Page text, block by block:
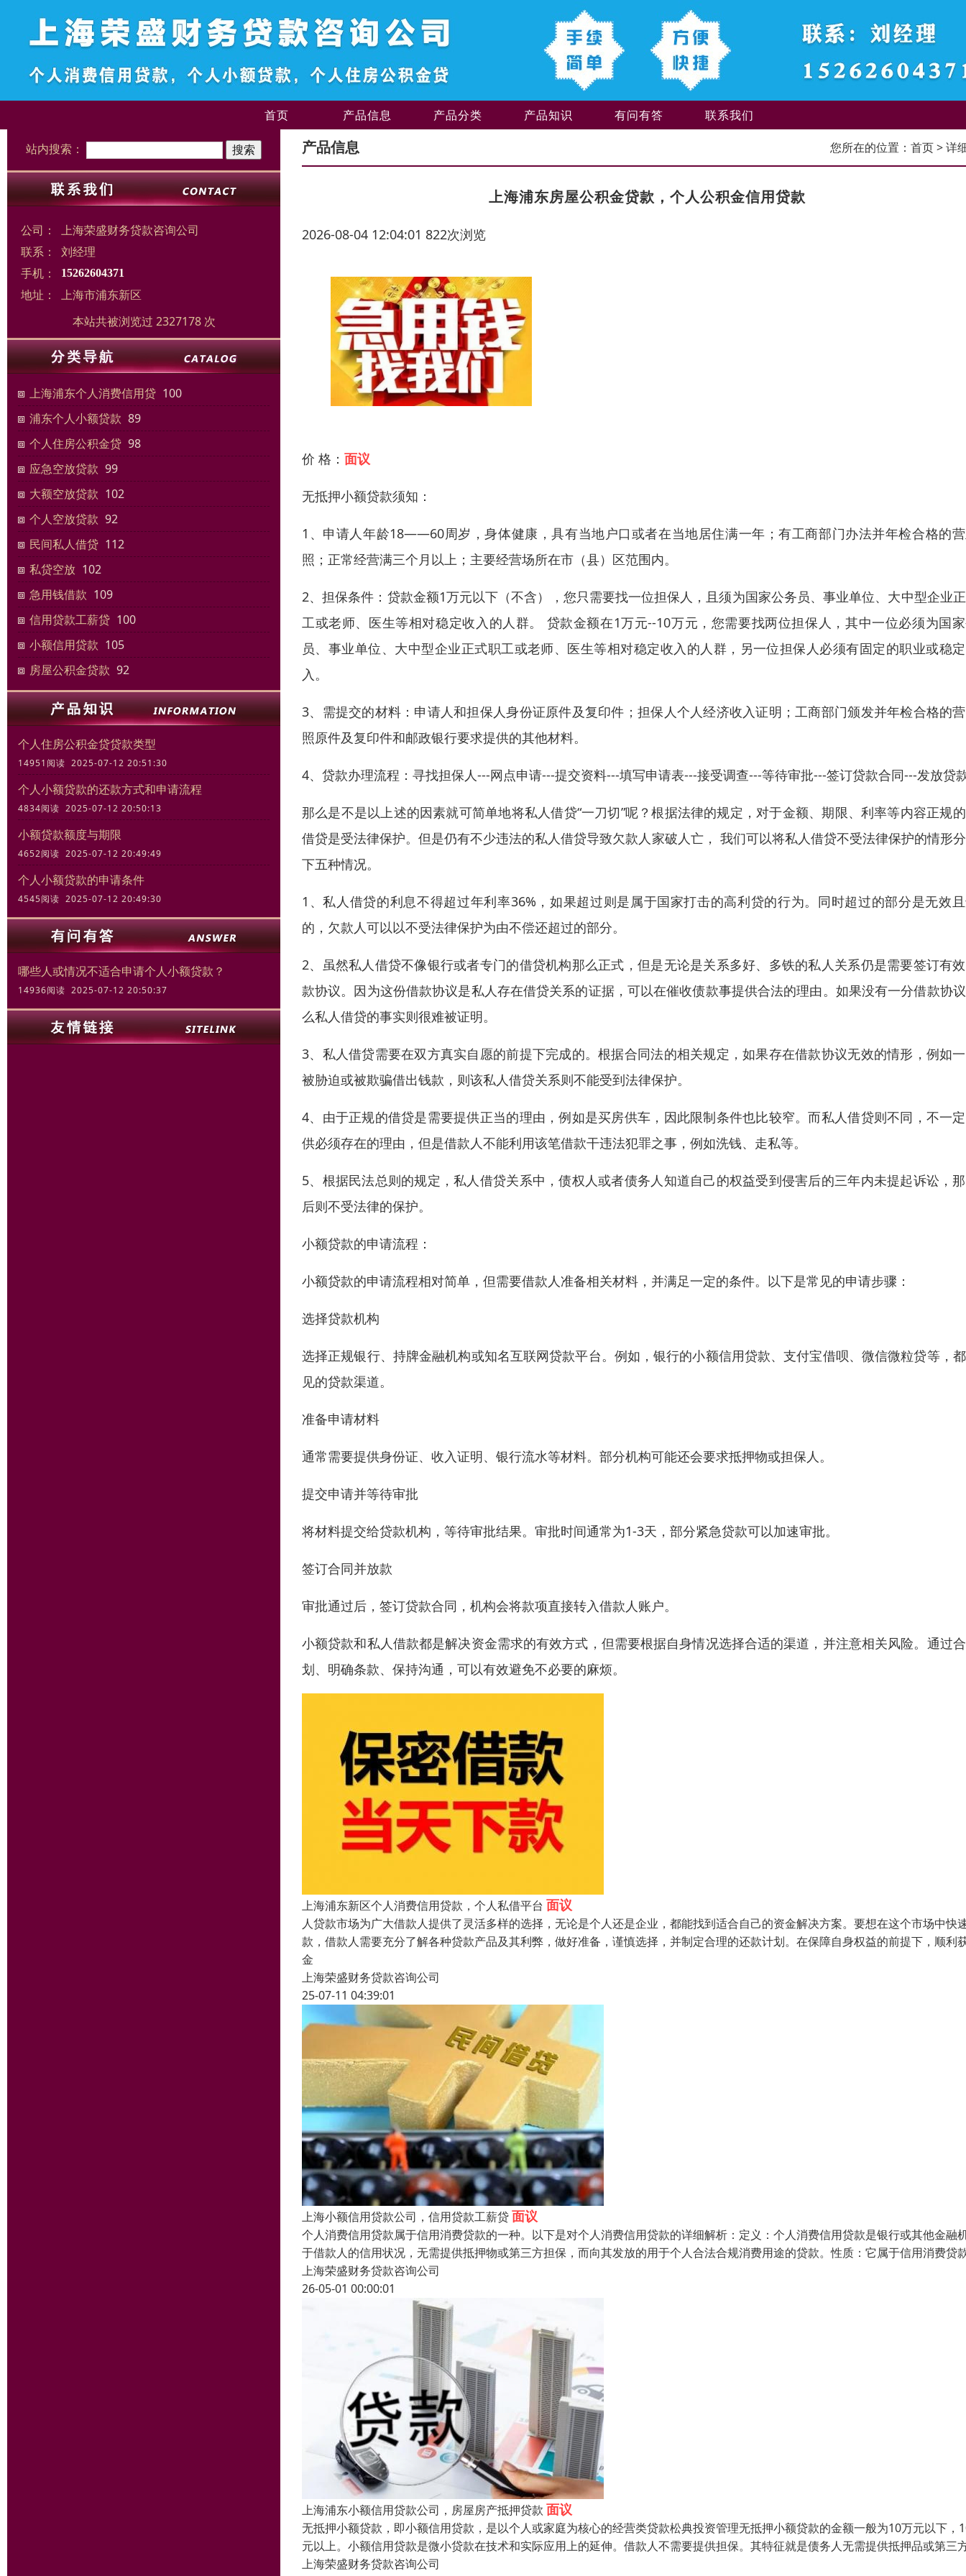
首页 产品信息 产品分类 产品知识 有问有答 联系我们
站内搜索：
公司：
上海荣盛财务贷款咨询公司
联系：
刘经理
手机：
15262604371
地址：
上海市浦东新区
本站共被浏览过 2327178 次
上海浦东个人消费信用贷 100
浦东个人小额贷款 89
个人住房公积金贷 98
应急空放贷款 99
大额空放贷款 102
个人空放贷款 92
民间私人借贷 112
私贷空放 102
急用钱借款 109
信用贷款工薪贷 100
小额信用贷款 105
房屋公积金贷款 92
个人住房公积金贷贷款类型
14951阅读 2025-07-12 20:51:30
个人小额贷款的还款方式和申请流程
4834阅读 2025-07-12 20:50:13
小额贷款额度与期限
4652阅读 2025-07-12 20:49:49
个人小额贷款的申请条件
4545阅读 2025-07-12 20:49:30
哪些人或情况不适合申请个人小额贷款？
14936阅读 2025-07-12 20:50:37
产品信息 您所在的位置： 首页> 详
上海浦东房屋公积金贷款，个人公积金信用贷款
2026-08-04 12:04:01 822次浏览
价 格： 面议
无抵押小额贷款须知：
1、申请人年龄18——60周岁，身体健康，具有当地户口或者在当地居住满一年；有工商部门办法并年检合格的
照；正常经营满三个月以上；主要经营场所在市（县）区范围内。
2、担保条件：贷款金额1万元以下（不含），您只需要找一位担保人，且须为国家公务员、事业单位、大中型企业
工或老师、医生等相对稳定收入的人群。 贷款金额在1万元--10万元，您需要找两位担保人，其中一位必须为国
员、事业单位、大中型企业正式职工或老师、医生等相对稳定收入的人群，另一位担保人必须有固定的职业或稳
入。
3、需提交的材料：申请人和担保人身份证原件及复印件；担保人个人经济收入证明；工商部门颁发并年检合格的
照原件及复印件和邮政银行要求提供的其他材料。
4、贷款办理流程：寻找担保人---网点申请---提交资料---填写申请表---接受调查---等待审批---签订贷款合同---发放贷
那么是不是以上述的因素就可简单地将私人借贷“一刀切”呢？根据法律的规定，对于金额、期限、利率等内容正规
借贷是受法律保护。但是仍有不少违法的私人借贷导致欠款人家破人亡， 我们可以将私人借贷不受法律保护的情形
下五种情况。
1、私人借贷的利息不得超过年利率36%，如果超过则是属于国家打击的高利贷的行为。同时超过的部分是无效
的，欠款人可以以不受法律保护为由不偿还超过的部分。
2、虽然私人借贷不像银行或者专门的借贷机构那么正式，但是无论是关系多好、多铁的私人关系仍是需要签订有
款协议。因为这份借款协议是私人存在借贷关系的证据，可以在催收债款事提供合法的理由。如果没有一分借款协
么私人借贷的事实则很难被证明。
3、私人借贷需要在双方真实自愿的前提下完成的。根据合同法的相关规定，如果存在借款协议无效的情形，例如
被胁迫或被欺骗借出钱款，则该私人借贷关系则不能受到法律保护。
4、由于正规的借贷是需要提供正当的理由，例如是买房供车，因此限制条件也比较窄。而私人借贷则不同，不一
供必须存在的理由，但是借款人不能利用该笔借款干违法犯罪之事，例如洗钱、走私等。
5、根据民法总则的规定，私人借贷关系中，债权人或者债务人知道自己的权益受到侵害后的三年内未提起诉讼，
后则不受法律的保护。
小额贷款的申请流程：
小额贷款的申请流程相对简单，但需要借款人准备相关材料，并满足一定的条件。以下是常见的申请步骤：
选择贷款机构
选择正规银行、持牌金融机构或知名互联网贷款平台。例如，银行的小额信用贷款、支付宝借呗、微信微粒贷等，
见的贷款渠道。
准备申请材料
通常需要提供身份证、收入证明、银行流水等材料。部分机构可能还会要求抵押物或担保人。
提交申请并等待审批
将材料提交给贷款机构，等待审批结果。审批时间通常为1-3天，部分紧急贷款可以加速审批。
签订合同并放款
审批通过后，签订贷款合同，机构会将款项直接转入借款人账户。
小额贷款和私人借款都是解决资金需求的有效方式，但需要根据自身情况选择合适的渠道，并注意相关风险。通过
划、明确条款、保持沟通，可以有效避免不必要的麻烦。
上海浦东新区个人消费信用贷款，个人私借平台 面议
人贷款市场为广大借款人提供了灵活多样的选择，无论是个人还是企业，都能找到适合自己的资金解决方案。要想在这个市场中快
款，借款人需要充分了解各种贷款产品及其利弊，做好准备，谨慎选择，并制定合理的还款计划。在保障自身权益的前提下，顺利
金
上海荣盛财务贷款咨询公司
25-07-11 04:39:01
上海小额信用贷款公司，信用贷款工薪贷面议
个人消费信用贷款属于信用消费贷款的一种。以下是对个人消费信用贷款的详细解析：定义：个人消费信用贷款是银行或其他金融
于借款人的信用状况，无需提供抵押物或第三方担保，而向其发放的用于个人合法合规消费用途的贷款。​性质​：它属于信用消费贷
上海荣盛财务贷款咨询公司
26-05-01 00:00:01
上海浦东小额信用贷款公司，房屋房产抵押贷款 面议
无抵押小额贷款，即小额信用贷款，是以个人或家庭为核心的经营类贷款松典投资管理无抵押小额贷款的金额一般为10万元以下，
元以上。小额信用贷款是微小贷款在技术和实际应用上的延伸。借款人不需要提供担保。其特征就是债务人无需提供抵押品或第三
上海荣盛财务贷款咨询公司